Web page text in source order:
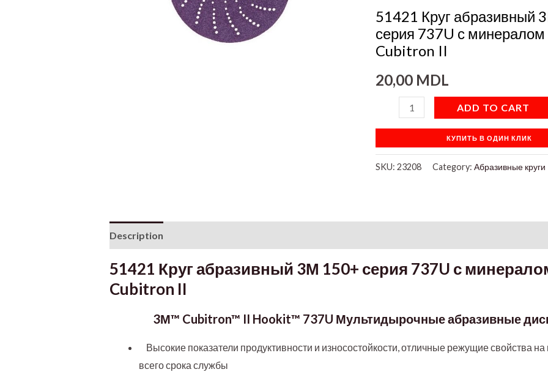
51421 Круг абразивный
серия 737U с минералом
Cubitron II
20,00 MDL
737U
с
минералом
II
quantity
ADD TO CART
КУПИТЬ В ОДИН КЛИК
SKU:23208 Category:Абразивные круги
Description
51421 Круг абразивный 3М 150+ серия 737U с
Cubitron II
3М™ Cubitron™ II Hookit™ 737U Мультидырочные абразивные
Высокие показатели продуктивности и износостойкости, отличные режущие свойства
всего срока службы